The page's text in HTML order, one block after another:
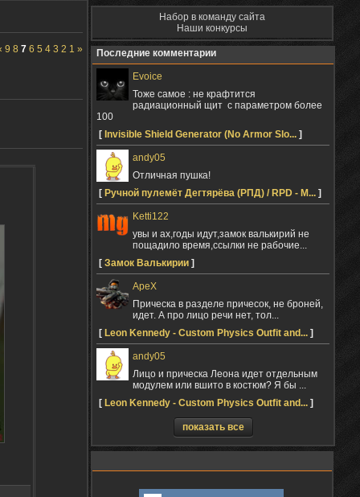
9 8 7 6 5 4 3 2 1 »
Набор в команду сайта
Наши конкурсы
Последние комментарии
Evoice
Тоже самое : не крафтится
радиационный щит с параметром более
100
[ Invisible Shield Generator (No Armor Slo... ]
andy05
Отличная пушка!
[ Ручной пулемёт Дегтярёва (РПД) / RPD - M... ]
Ketti122
увы и ах,годы идут,замок валькирий не
пощадило время,ссылки не рабочие...
[ Замок Валькирии ]
ApeX
Прическа в разделе причесок, не броней,
идет. А про лицо речи нет, тол...
[ Leon Kennedy - Custom Physics Outfit and... ]
andy05
Лицо и прическа Леона идет отдельным
модулем или вшито в костюм? Я бы ...
[ Leon Kennedy - Custom Physics Outfit and... ]
показать все